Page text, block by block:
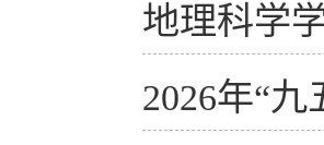
地理科学
2026年“